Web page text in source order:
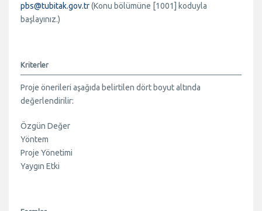
pbs@tubitak.gov.tr(Konu bölümüne [1001] koduyla
başlayınız.)
Kriterler
Proje önerileri aşağıda belirtilen dört boyut altında
değerlendirilir:
Özgün Değer
Yöntem
Proje Yönetimi
Yaygın Etki